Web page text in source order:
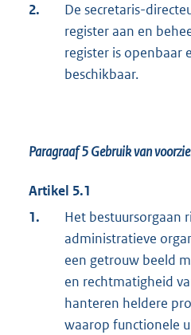
2.
De secretaris-
register aan en
register is openbaar
beschikbaar.
Paragraaf 5Gebruik van
Artikel 5.1
1.
Het bestuursorgaan
administratieve
een getrouw beeld
en rechtmatigheid
hanteren heldere
waarop functionele